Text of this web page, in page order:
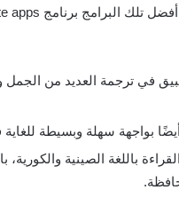
في ترجمة العديد من الجمل
بواجهة سهلة وبسيطة
باللغة الصينية والكورية،